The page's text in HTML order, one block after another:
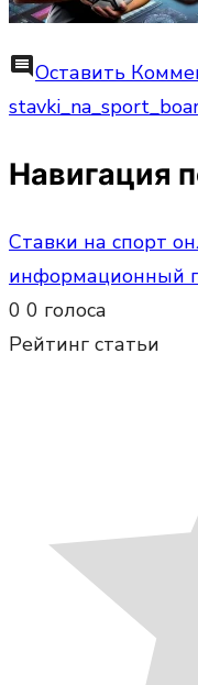
commentОставить
Навигация
Ставки на спорт
информационный
0 0 голоса
Рейтинг статьи